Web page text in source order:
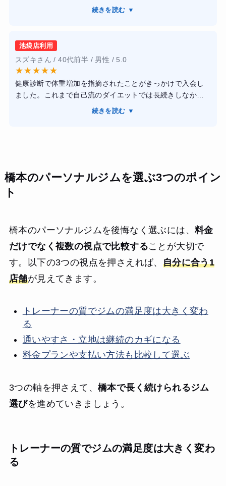
プロの力を借りようと一念発起して通い始めました。目標
パーソナルジムは敷居が高いイメージがありましたが、か
たぎり塾のトレーナーさんは非常に物腰が柔らかく、私の
体力レベルに合わせて無理のないメニューを組んでくれた
ので、運動が苦手な私でも毎回楽しく続けられました。マ
シンの使い方のコツや、どこの筋肉に効いているかを言葉
で分かりやすく言語化して指導してもらえるため、効率よ
的なアドバイスもいただいたおかげで、無理な食事制限を
ています。
続きを読む ▼
池袋店利用
スズキさん / 40代前半 / 男性 / 5.0
★★★★★
健康診断で体重増加を指摘されたことがきっかけで入会し
ました。これまで自己流のダイエットでは長続きしなかっ
たため、正しいトレーニング方法と食事管理を学ぶことを
また、食事についても無理な制限ではなく継続しやすいア
ました。以前より疲れにくくなり、日常的に運動する習慣
も身につきました。施設は清潔感があり予約も取りやすか
ったため、仕事をしながらでも無理なく通えました。料金
とサービス内容のバランスが良く、初めてパーソナルジム
を利用する人にもおすすめできると感じています。
続きを読む ▼
橋本のパーソナルジムを選ぶ3つのポイン
ト
橋本のパーソナルジムを後悔なく選ぶには、 料金
だけでなく複数の視点で比較することが大切で
す。以下の3つの視点を押さえれば、 自分に合う1
店舗が見えてきます。
トレーナーの質でジムの満足度は大きく変わ
る
通いやすさ・立地は継続のカギになる
料金プランや支払い方法も比較して選ぶ
3つの軸を押さえて、 橋本で長く続けられるジム
選びを進めていきましょう。
トレーナーの質でジムの満足度は大きく変わ
る